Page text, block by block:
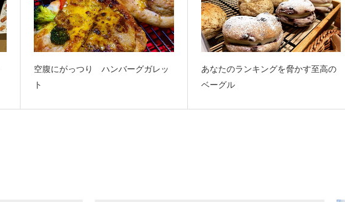
空腹にがっつり ハンバーグガレッ
ト
あなたのランキングを脅かす至高の
ベーグル